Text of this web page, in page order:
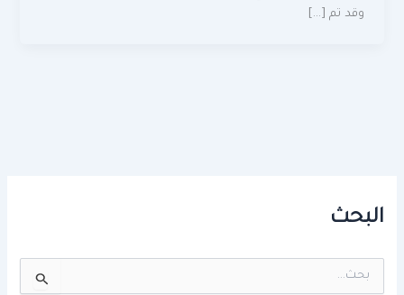
وقد تم […]
البحث